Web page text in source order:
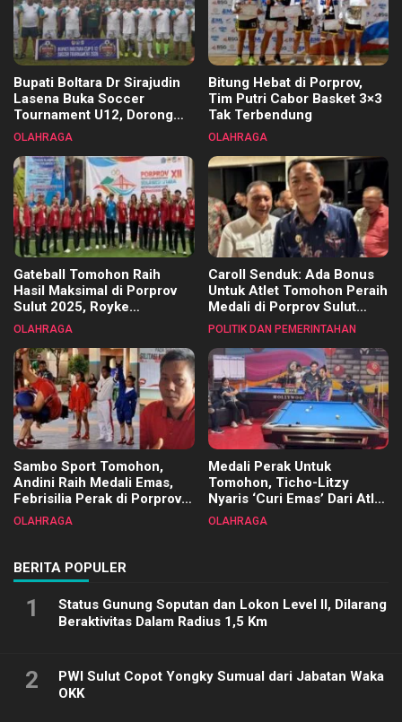
Bupati Boltara Dr Sirajudin
Lasena Buka Soccer
Tournament U12, Dorong
Pembinaan Merata di Setiap
OLAHRAGA
Bitung Hebat di Porprov,
Tim Putri Cabor Basket 3×3
Tak Terbendung
OLAHRAGA
Gateball Tomohon Raih
Hasil Maksimal di Porprov
Sulut 2025, Royke
Tangkawarouw Ucapkan
OLAHRAGA
Caroll Senduk: Ada Bonus
Untuk Atlet Tomohon Peraih
Medali di Porprov Sulut
2025
POLITIK DAN PEMERINTAHAN
Sambo Sport Tomohon,
Andini Raih Medali Emas,
Febrisilia Perak di Porprov
Sulut 2025
OLAHRAGA
Medali Perak Untuk
Tomohon, Ticho-Litzy
Nyaris ‘Curi Emas’ Dari Atlet
Biliar PON di Porprov Sulut
OLAHRAGA
BERITA POPULER
1
Status Gunung Soputan dan Lokon Level II, Dilarang
Beraktivitas Dalam Radius 1,5 Km
2
PWI Sulut Copot Yongky Sumual dari Jabatan Waka
OKK